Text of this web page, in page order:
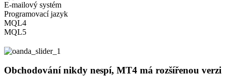
E-mailový systém
Programovací jazyk
MQL4
MQL5
Obchodování nikdy nespí, MT4 má rozšířenou verzi